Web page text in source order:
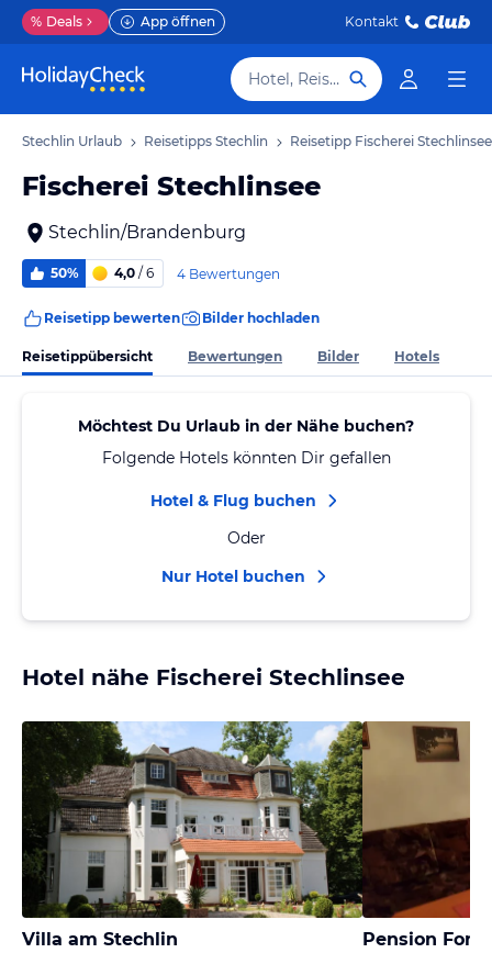
% Deals App öffnen Kontakt
Hotel, Reiseziel
Stechlin Urlaub Reisetipps Stechlin Reisetipp Fischerei Stechlinsee
Fischerei Stechlinsee
Stechlin/Brandenburg
50% 4,0 / 6 4 Bewertungen
Reisetipp bewerten Bilder hochladen
Reisetippübersicht Bewertungen Bilder Hotels
Möchtest Du Urlaub in der Nähe buchen?
Folgende Hotels könnten Dir gefallen
Hotel & Flug buchen
Oder
Nur Hotel buchen
Hotel nähe Fischerei Stechlinsee
Villa am Stechlin Pension